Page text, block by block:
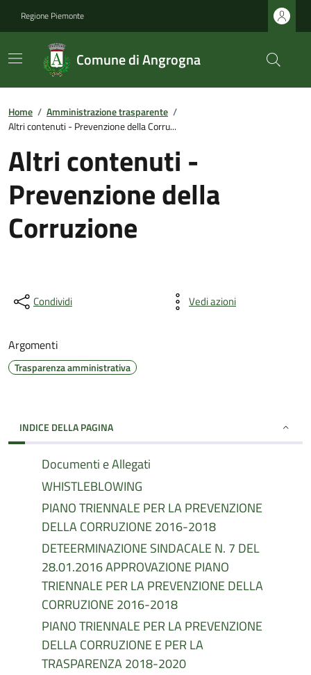
Regione Piemonte
Comune di Angrogna
Home / Amministrazione trasparente /
Altri contenuti - Prevenzione della Corru...
Altri contenuti -
Prevenzione della
Corruzione
Condividi Vedi azioni
Argomenti
Trasparenza amministrativa
INDICE DELLA PAGINA
Documenti e Allegati
WHISTLEBLOWING
PIANO TRIENNALE PER LA PREVENZIONE
DELLA CORRUZIONE 2016-2018
DETEERMINAZIONE SINDACALE N. 7 DEL
28.01.2016 APPROVAZIONE PIANO
TRIENNALE PER LA PREVENZIONE DELLA
CORRUZIONE 2016-2018
PIANO TRIENNALE PER LA PREVENZIONE
DELLA CORRUZIONE E PER LA
TRASPARENZA 2018-2020